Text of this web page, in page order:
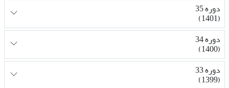
دوره 35
(1401)
دوره 34
(1400)
دوره 33
(1399)